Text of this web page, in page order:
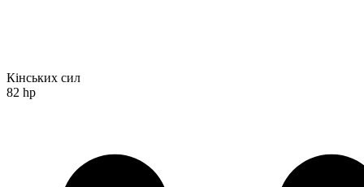
Кінських сил
82 hp